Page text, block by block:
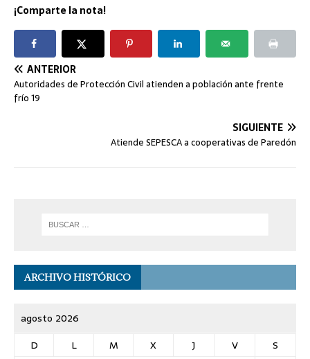
¡Comparte la nota!
ANTERIOR
Autoridades de Protección Civil atienden a población ante frente
frío 19
SIGUIENTE
Atiende SEPESCA a cooperativas de Paredón
ARCHIVO HISTÓRICO
agosto 2026
D
L M X J V
S